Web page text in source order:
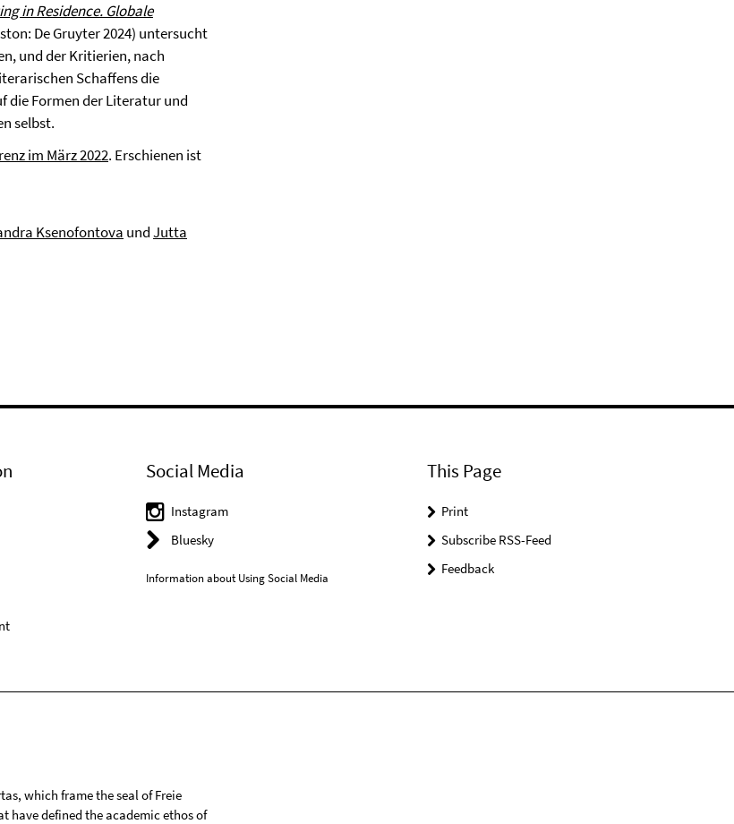
in Residence. Globale
De Gruyter 2024) untersucht
und der Kritierien, nach
Schaffens die
die Formen der Literatur und
selbst.
im März 2022. Erschienen ist
Ksenofontova undJutta
Social Media
Instagram
Bluesky
Information about Using Social Media
This Page
Print
Subscribe RSS-Feed
Feedback
which frame the seal of Freie
have defined the academic ethos of